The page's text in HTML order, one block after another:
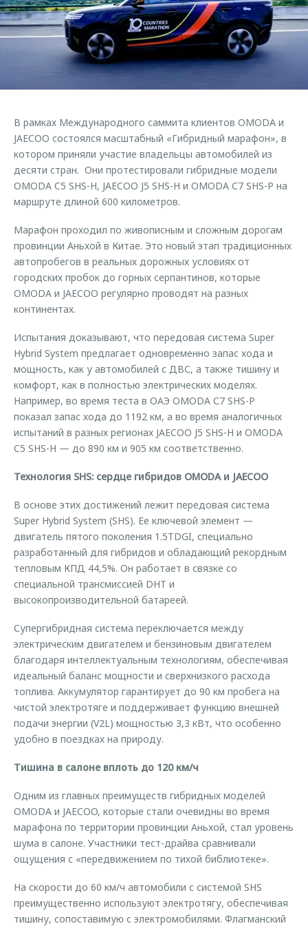
Страхование
Кредитный калькулятор
Аксессуары
Запчасти
Трейд-ин
Калькулятор трейд-ин
Клиентская поддержка
O&J Автоклуб
Клуб владельцев OMODA
Одежда и сувениры
Оригинальные аксессуары
Запчасти
Обратная связь
В рамках Международного саммита клиентов OMODA и
JAECOO состоялся масштабный «Гибридный марафон», в
котором приняли участие владельцы автомобилей из
десяти стран. Они протестировали гибридные модели
OMODA C5 SHS-H, JAECOO J5 SHS-H и OMODA С7 SHS-P на
маршруте длиной 600 километров.
Марафон проходил по живописным и сложным дорогам
провинции Аньхой в Китае. Это новый этап традиционных
автопробегов в реальных дорожных условиях от
городских пробок до горных серпантинов, которые
OMODA и JAECOO регулярно проводят на разных
континентах.
Испытания доказывают, что передовая система Super
Hybrid System предлагает одновременно запас хода и
мощность, как у автомобилей с ДВС, а также тишину и
комфорт, как в полностью электрических моделях.
Например, во время теста в ОАЭ OMODA С7 SHS-P
показал запас хода до 1192 км, а во время аналогичных
испытаний в разных регионах JAECOO J5 SHS-H и OMODA
C5 SHS-H — до 890 км и 905 км соответственно.
Технология SHS: сердце гибридов OMODA и JAECOO
В основе этих достижений лежит передовая система
Super Hybrid System (SHS). Ее ключевой элемент —
двигатель пятого поколения 1.5TDGI, специально
разработанный для гибридов и обладающий рекордным
тепловым КПД 44,5%. Он работает в связке со
специальной трансмиссией DHT и
высокопроизводительной батареей.
Супергибридная система переключается между
электрическим двигателем и бензиновым двигателем
благодаря интеллектуальным технологиям, обеспечивая
идеальный баланс мощности и сверхнизкого расхода
топлива. Аккумулятор гарантирует до 90 км пробега на
чистой электротяге и поддерживает функцию внешней
подачи энергии (V2L) мощностью 3,3 кВт, что особенно
удобно в поездках на природу.
Тишина в салоне вплоть до 120 км/ч
Одним из главных преимуществ гибридных моделей
OMODA и JAECOO, которые стали очевидны во время
марафона по территории провинции Аньхой, стал уровень
шума в салоне. Участники тест-драйва сравнивали
ощущения с «передвижением по тихой библиотеке».
На скорости до 60 км/ч автомобили с системой SHS
преимущественно используют электротягу, обеспечивая
тишину, сопоставимую с электромобилями. Флагманский